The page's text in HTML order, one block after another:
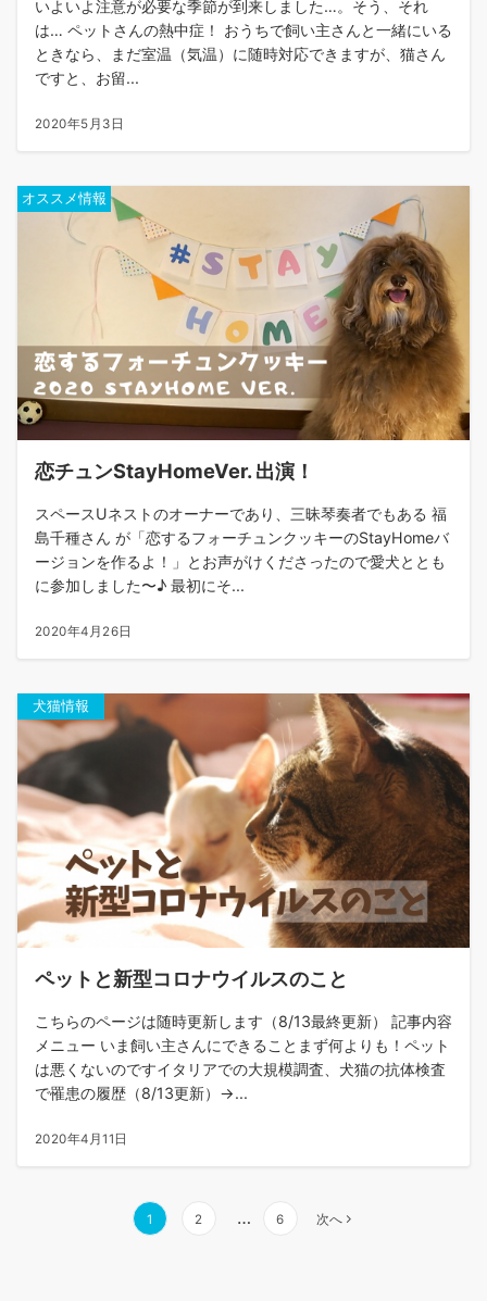
いよいよ注意が必要な季節が到来しました…。そう、それ
は… ペットさんの熱中症！ おうちで飼い主さんと一緒にいる
ときなら、まだ室温（気温）に随時対応できますが、猫さん
ですと、お留...
2020年5月3日
オススメ情報
恋チュンStayHomeVer. 出演！
スペースUネストのオーナーであり、三昧琴奏者でもある 福
島千種さん が「恋するフォーチュンクッキーのStayHomeバ
ージョンを作るよ！」とお声がけくださったので愛犬ととも
に参加しました〜♪ 最初にそ...
2020年4月26日
犬猫情報
ペットと新型コロナウイルスのこと
こちらのページは随時更新します（8/13最終更新） 記事内容
メニュー いま飼い主さんにできることまず何よりも！ペット
は悪くないのですイタリアでの大規模調査、犬猫の抗体検査
で罹患の履歴（8/13更新）→...
2020年4月11日
1 2 … 6 次へ